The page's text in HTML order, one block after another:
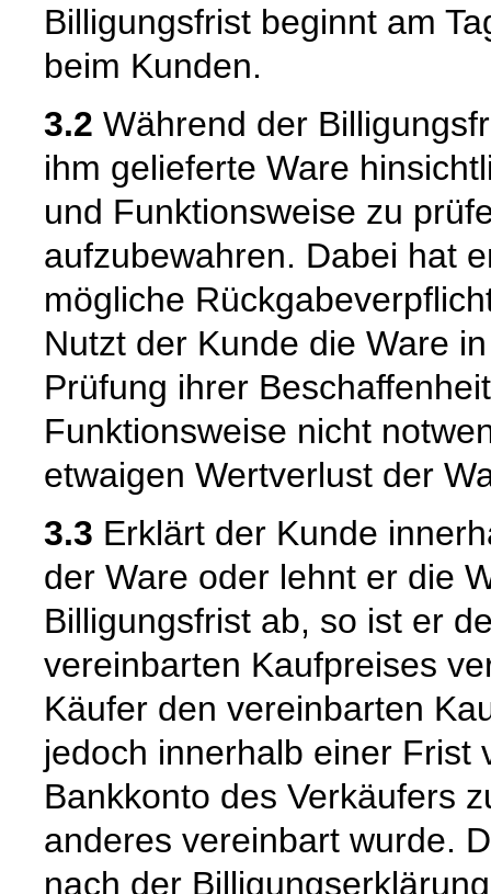
Billigungsfrist beginnt am
beim Kunden.
3.2 Während der
ihm gelieferte Ware
und Funktionsweise zu
aufzubewahren. Dabei hat
mögliche
Nutzt der Kunde die Ware
Prüfung ihrer
Funktionsweise nicht
etwaigen Wertverlust der
3.3 Erklärt der Kunde
der Ware oder lehnt er die
Billigungsfrist ab, so ist er
vereinbarten Kaufpreises
Käufer den vereinbarten
jedoch innerhalb einer Frist
Bankkonto des Verkäufers
anderes vereinbart wurde.
nach der